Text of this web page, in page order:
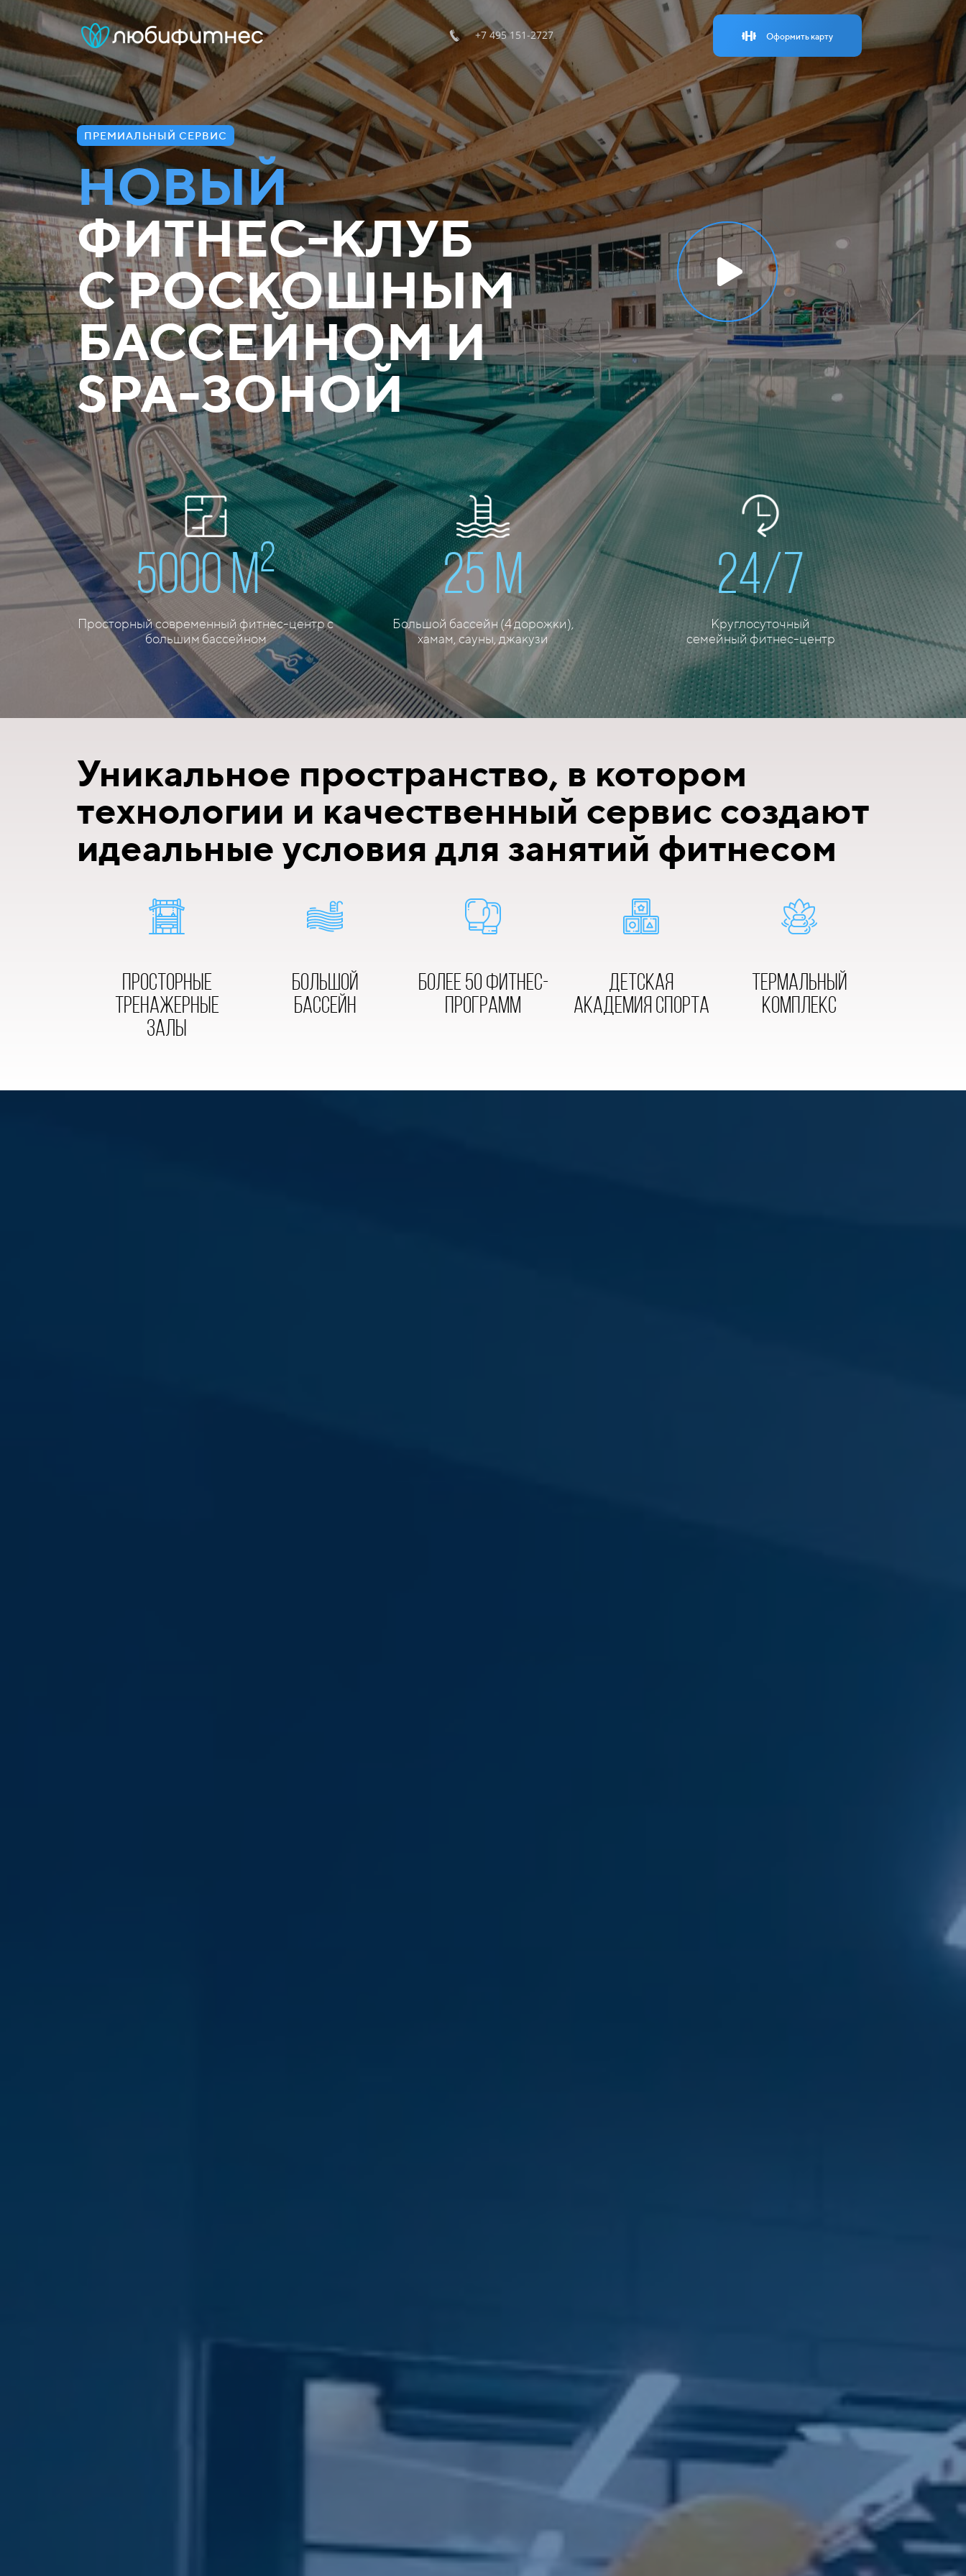
+7 495 151-2727 Оформить карту
ПРЕМИАЛЬНЫЙ СЕРВИС
НОВЫЙ
ФИТНЕС-КЛУБ
С РОСКОШНЫМ
БАССЕЙНОМ И
SPA-ЗОНОЙ
5000 м2
Просторный современный фитнес-центр с
большим бассейном
25 м
Большой бассейн (4 дорожки),
хамам, сауны, джакузи
24/7
Круглосуточный
семейный фитнес-центр
Уникальное пространство, в котором
технологии и качественный сервис создают
идеальные условия для занятий фитнесом
просторные
тренажерные
заЛы
большой
бассейн
болЕе 50 фитнес-
программ
детскАЯ
АКАДЕМИЯ СПОРТА
термальный
комплекс